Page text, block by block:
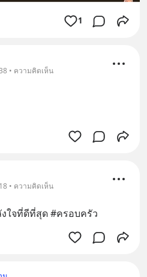
1
• ความคิดเห็น
• ความคิดเห็น
ใจที่ดีที่สุด #ครอบครัว